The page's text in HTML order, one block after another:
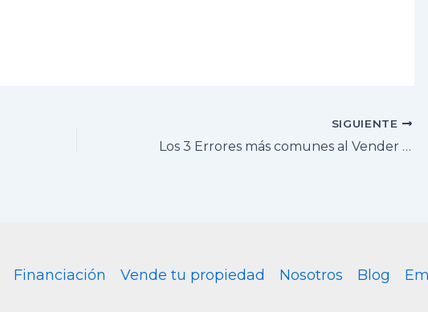
SIGUIENTE
Los 3 Errores más comunes al Vender una Propiedad
Financiación Vende tu propiedad Nosotros Blog